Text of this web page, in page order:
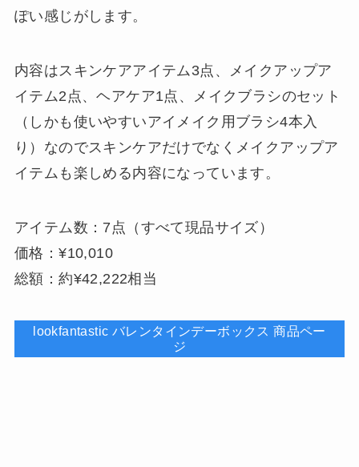
ぽい感じがします。
内容はスキンケアアイテム3点、メイクアップア
イテム2点、ヘアケア1点、メイクブラシのセット
（しかも使いやすいアイメイク用ブラシ4本入
り）なのでスキンケアだけでなくメイクアップア
イテムも楽しめる内容になっています。
アイテム数：7点（すべて現品サイズ）
価格：¥10,010
総額：約¥42,222相当
lookfantastic バレンタインデーボックス 商品ペー
ジ